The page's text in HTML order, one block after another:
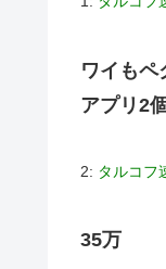
ワイもペ
アプリ2
2: タルコフ
35万